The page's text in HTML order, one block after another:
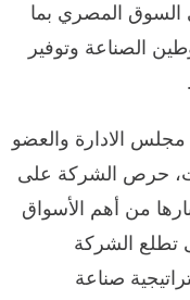
السوق المصري بما
الصناعة وتوفير
الادارة والعضو
حرص الشركة على
من أهم الأسواق
تطلع الشركة
صناعة